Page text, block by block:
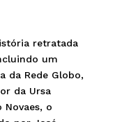
retratada
um
da Rede Globo,
da Ursa
Novaes, o